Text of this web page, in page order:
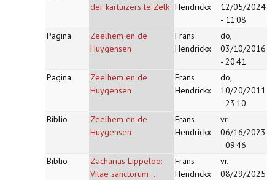
der kartuizers te Zelk Hendrickx
12/05/2024
- 11:08
Pagina
Zeelhem en de
Huygensen
Frans
Hendrickx
do,
03/10/2016
- 20:41
Pagina
Zeelhem en de
Huygensen
Frans
Hendrickx
do,
10/20/2011
- 23:10
Biblio
Zeelhem en de
Huygensen
Frans
Hendrickx
vr,
06/16/2023
- 09:46
Biblio
Zacharias Lippeloo:
Vitae sanctorum ...
Frans
Hendrickx
vr,
08/29/2025